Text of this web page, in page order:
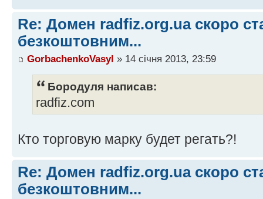
Re: Домен radfiz.org.ua скоро
безкоштовним...
GorbachenkoVasyl » 14 січня 2013, 23:59
Бородуля написав:
radfiz.com
Кто торговую марку будет регать?!
Re: Домен radfiz.org.ua скоро
безкоштовним...